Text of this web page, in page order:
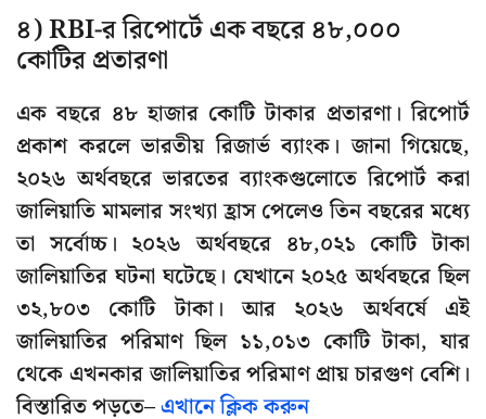
৪) RBI-র রিপোর্টে এক বছরে ৪৮,০০০
কোটির প্রতারণা
এক বছরে ৪৮ হাজার কোটি টাকার প্রতারণা। রিপোর্ট
প্রকাশ করলে ভারতীয় রিজার্ভ ব্যাংক। জানা গিয়েছে,
২০২৬ অর্থবছরে ভারতের ব্যাংকগুলোতে রিপোর্ট করা
জালিয়াতি মামলার সংখ্যা হ্রাস পেলেও তিন বছরের মধ্যে
তা সর্বোচ্চ। ২০২৬ অর্থবছরে ৪৮,০২১ কোটি টাকা
জালিয়াতির ঘটনা ঘটেছে। যেখানে ২০২৫ অর্থবছরে ছিল
৩২,৮০৩ কোটি টাকা। আর ২০২৬ অর্থবর্ষে এই
জালিয়াতির পরিমাণ ছিল ১১,০১৩ কোটি টাকা, যার
থেকে এখনকার জালিয়াতির পরিমাণ প্রায় চারগুণ বেশি।
বিস্তারিত পড়তে–এখানে ক্লিক করুন